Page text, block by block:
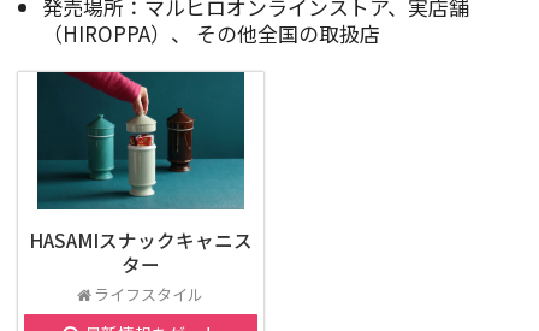
発売場所：マルヒロオンラインストア、実店舗
（HIROPPA）、 その他全国の取扱店
HASAMIスナックキャニス
ター
ライフスタイル